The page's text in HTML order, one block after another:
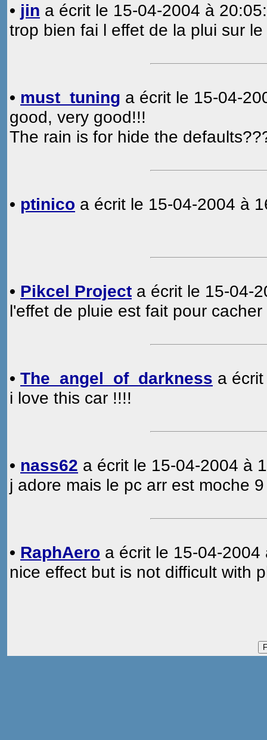
• jin a écrit le 15-04-2004 à
trop bien fai l effet de la plui sur
• must_tuning a écrit le 15-04-
good, very good!!!
The rain is for hide the
• ptinico a écrit le 15-04-2004 à
• Pikcel Project a écrit le 15-04-
l'effet de pluie est fait pour
• The_angel_of_darkness a
i love this car !!!!
• nass62 a écrit le 15-04-2004 à
j adore mais le pc arr est moche 9
• RaphAero a écrit le 15-04-2004
nice effect but is not difficult with